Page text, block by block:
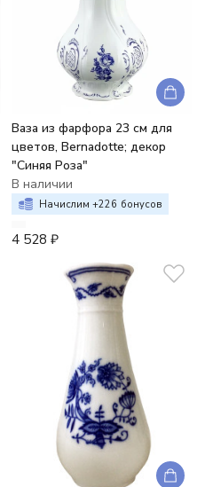
Ваза из фарфора 23 см для
цветов, Bernadotte; декор
"Синяя Роза"
В наличии
Начислим +226 бонусов
4 528 ₽